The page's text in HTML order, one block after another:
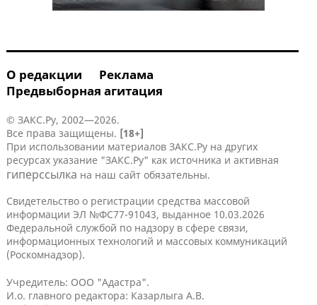
О редакции
Реклама
Предвыборная агитация
© ЗАКС.Ру, 2002—2026.
Все права защищены. [18+]
При использовании материалов ЗАКС.Ру на других
ресурсах указание "ЗАКС.Ру" как источника и активная
гиперссылка на наш сайт обязательны.
Свидетельство о регистрации средства массовой
информации ЭЛ №ФС77-91043, выданное 10.03.2026
Федеральной службой по надзору в сфере связи,
информационных технологий и массовых коммуникаций
(Роскомнадзор).
Учредитель: ООО "Адастра".
И.о. главного редактора: Казарлыга А.В.